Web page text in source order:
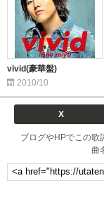
vivid(豪華盤)
2010/10
X
ブログやHPでこの歌
曲